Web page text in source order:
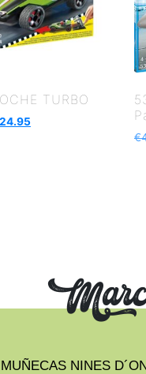
TURBO
€
MUÑECAS NINES